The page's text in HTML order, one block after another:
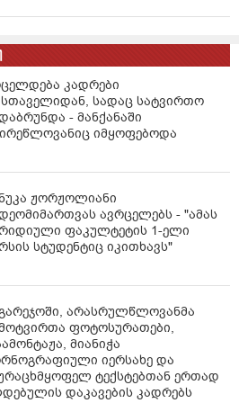
ვინიდან მიმაჩნია, რომ
- წერს როსტომ ცხვედიანი
დღის წინ როსტომ
"ფორმულას" ეთერით
ჩააგდოს
იზიარებს.
კადრები
სადაც სატვირთო
- მანქანაში
იმყოფებოდა
ჟორჟოლიანი
ავრცელებს - "ამას
ფაკულტეტის 1-ელი
სტუდენტიც იკითხავს"
არასრულწლოვანმა
ფოტოსურათები,
მიანიჭა
იერსახე და
ტექსტებთან ერთად
დაკავების კადრებს